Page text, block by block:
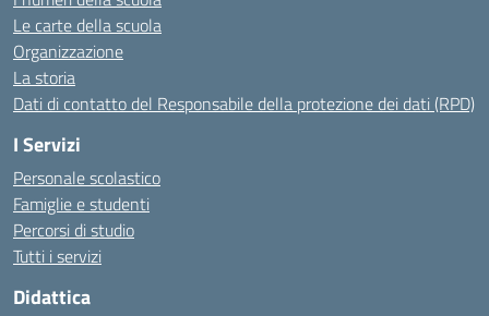
Le carte della scuola
Organizzazione
La storia
Dati di contatto del Responsabile della protezione dei dati (RPD)
I Servizi
Personale scolastico
Famiglie e studenti
Percorsi di studio
Tutti i servizi
Didattica